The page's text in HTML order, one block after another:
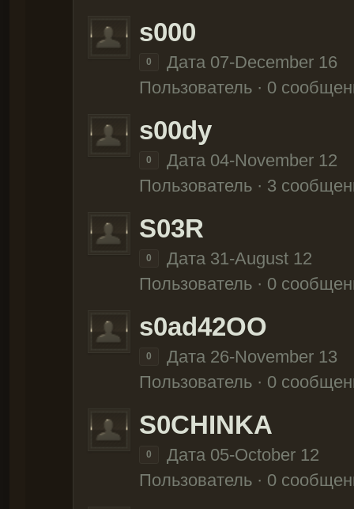
s000
0
Дата 07-December 16
Пользователь · 0
s00dy
0
Дата 04-November 12
Пользователь · 3
S03R
0
Дата 31-August 12
Пользователь · 0
s0ad42OO
0
Дата 26-November 13
Пользователь · 0
S0CHINKA
0
Дата 05-October 12
Пользователь · 0